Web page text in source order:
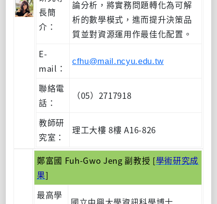
長簡
介：
論分析，將實務問題轉化為可解
析的數學模式，進而提升決策品
質並對資源運用作最佳化配置。
E-
mail：
cfhu@mail.ncyu.edu.tw
聯絡電
話：
（05）2717918
教師研
究室：
理工大樓 8樓 A16-826
鄭富國 Fuh-Gwo Jeng 副教授 [學術研究成
果]
最高學